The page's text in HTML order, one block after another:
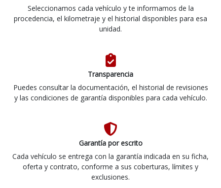
Seleccionamos cada vehículo y te informamos de la
procedencia, el kilometraje y el historial disponibles para esa
unidad.
Transparencia
Puedes consultar la documentación, el historial de revisiones
y las condiciones de garantía disponibles para cada vehículo.
Garantía por escrito
Cada vehículo se entrega con la garantía indicada en su ficha,
oferta y contrato, conforme a sus coberturas, límites y
exclusiones.